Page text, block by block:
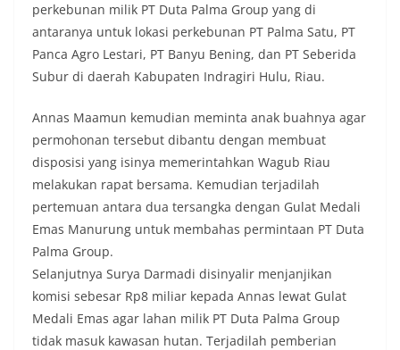
perkebunan milik PT Duta Palma Group‎ yang di
antaranya untuk lokasi perkebunan PT Palma Satu, PT
Panca Agro Lestari, PT Banyu Bening, dan PT Seberida
Subur di daerah Kabupaten Indragiri Hulu, Riau.
Annas Maamun kemudian meminta anak buahnya agar
permohonan tersebut dibantu dengan membuat
disposisi yang isinya memerintahkan Wagub Riau
melakukan rapat bersama. Kemudian terjadilah
pertemuan antara dua tersangka dengan Gulat Medali
Emas Manurung untuk membahas permintaan PT Duta
Palma Group.
Selanjutnya Surya Darmadi disinyalir menjanjikan
komisi sebesar Rp8 miliar kepada Annas lewat Gulat
Medali Emas agar lahan milik PT Duta Palma Group
tidak masuk kawasan hutan. Terjadilah pemberian